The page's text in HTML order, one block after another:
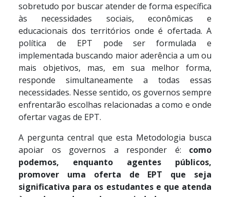
sobretudo por buscar atender de forma específica
às necessidades sociais, econômicas e
educacionais dos territórios onde é ofertada. A
política de EPT pode ser formulada e
implementada buscando maior aderência a um ou
mais objetivos, mas, em sua melhor forma,
responde simultaneamente a todas essas
necessidades. Nesse sentido, os governos sempre
enfrentarão escolhas relacionadas a como e onde
ofertar vagas de EPT.
A pergunta central que esta Metodologia busca
apoiar os governos a responder é: como
podemos, enquanto agentes públicos,
promover uma oferta de EPT que seja
significativa para os estudantes e que atenda